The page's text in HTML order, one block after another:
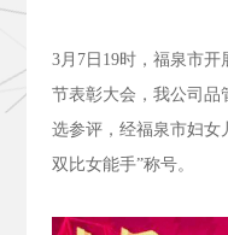
3月 7日 19时，福泉市开
节表彰大会，我公司品
选参评，经福泉市妇女
双比女能手”称号。